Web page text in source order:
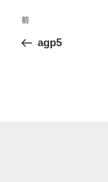
投
ナ
前
の
前
agp5